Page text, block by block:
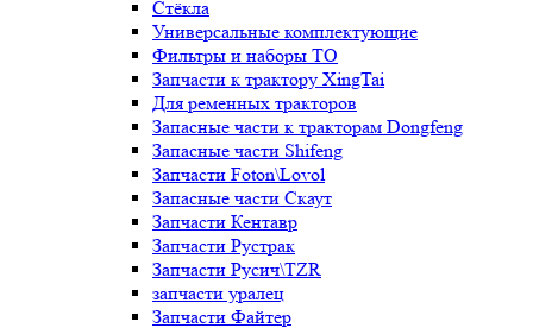
Стёкла
Универсальные комплектующие
Фильтры и наборы ТО
Запчасти к трактору XingTai
Для ременных тракторов
Запасные части к тракторам Dongfeng
Запасные части Shifeng
Запчасти Foton\Lovol
Запасные части Скаут
Запчасти Кентавр
Запчасти Рустрак
Запчасти Русич\TZR
запчасти уралец
Запчасти Файтер